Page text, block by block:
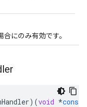
合にのみ有効です。
)(void *const